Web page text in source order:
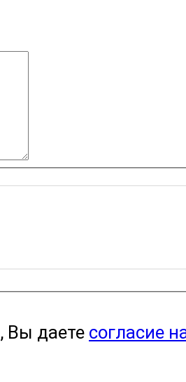
Вы даете согласие